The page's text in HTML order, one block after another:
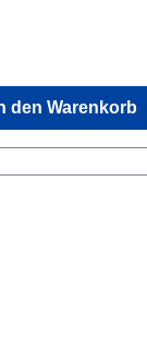
den Warenkorb